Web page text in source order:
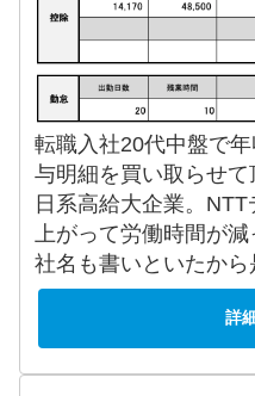
転職入社20代中盤で
与明細を買い取らせ
日系高給大企業。
上がって労働時間が
社名も書いといたから
詳